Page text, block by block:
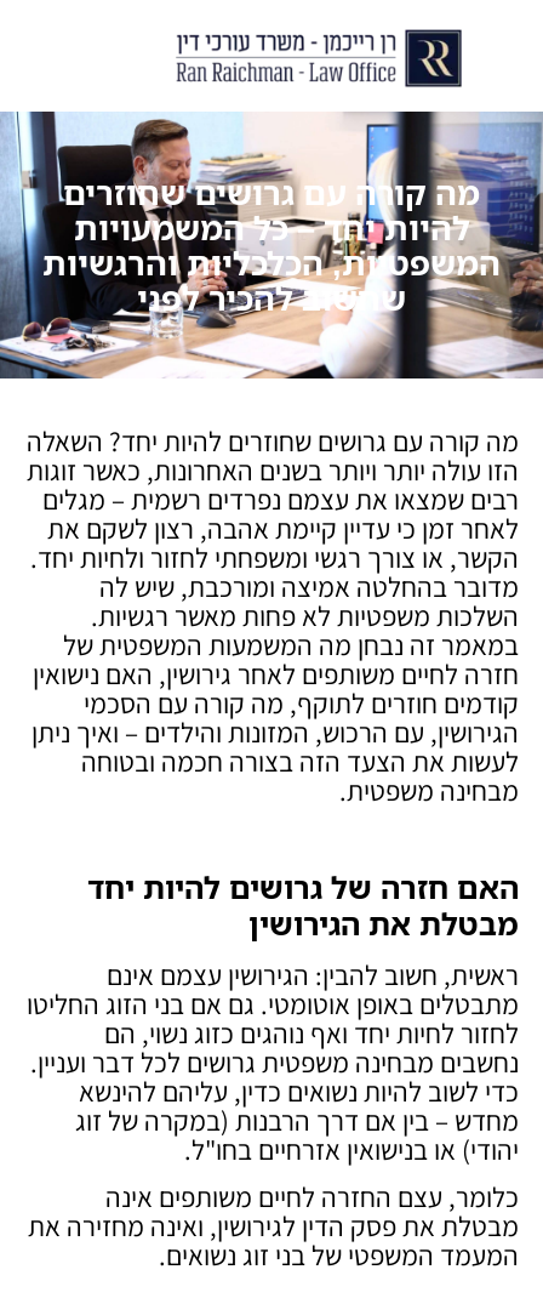
מה קורה עם גרושים שחוזרים
להיות יחד – כל המשמעויות
המשפטיות, הכלכליות והרגשיות
שחשוב להכיר לפני
מה קורה עם גרושים שחוזרים להיות יחד? השאלה
הזו עולה יותר ויותר בשנים האחרונות, כאשר זוגות
רבים שמצאו את עצמם נפרדים רשמית – מגלים
לאחר זמן כי עדיין קיימת אהבה, רצון לשקם את
הקשר, או צורך רגשי ומשפחתי לחזור ולחיות יחד.
מדובר בהחלטה אמיצה ומורכבת, שיש לה
השלכות משפטיות לא פחות מאשר רגשיות.
במאמר זה נבחן מה המשמעות המשפטית של
חזרה לחיים משותפים לאחר גירושין, האם נישואין
קודמים חוזרים לתוקף, מה קורה עם הסכמי
הגירושין, עם הרכוש, המזונות והילדים – ואיך ניתן
לעשות את הצעד הזה בצורה חכמה ובטוחה
מבחינה משפטית.
האם חזרה של גרושים להיות יחד
מבטלת את הגירושין
ראשית, חשוב להבין: הגירושין עצמם אינם
מתבטלים באופן אוטומטי. גם אם בני הזוג החליטו
לחזור לחיות יחד ואף נוהגים כזוג נשוי, הם
נחשבים מבחינה משפטית גרושים לכל דבר ועניין.
כדי לשוב להיות נשואים כדין, עליהם להינשא
מחדש – בין אם דרך הרבנות (במקרה של זוג
יהודי) או בנישואין אזרחיים בחו"ל.
כלומר, עצם החזרה לחיים משותפים אינה
מבטלת את פסק הדין לגירושין, ואינה מחזירה את
המעמד המשפטי של בני זוג נשואים.